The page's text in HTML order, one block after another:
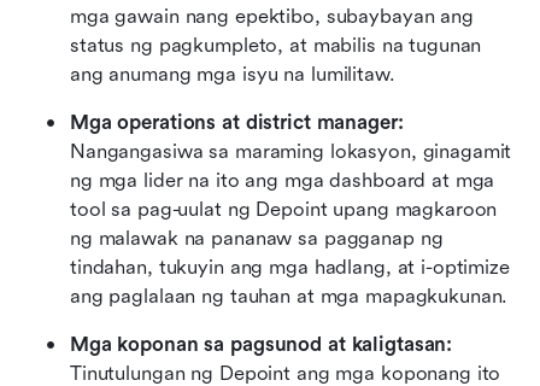
mga gawain nang epektibo, subaybayan ang
status ng pagkumpleto, at mabilis na tugunan
ang anumang mga isyu na lumilitaw.
Mga operations at district manager:
Nangangasiwa sa maraming lokasyon, ginagamit
ng mga lider na ito ang mga dashboard at mga
tool sa pag-uulat ng Depoint upang magkaroon
ng malawak na pananaw sa pagganap ng
tindahan, tukuyin ang mga hadlang, at i-optimize
ang paglalaan ng tauhan at mga mapagkukunan.
Mga koponan sa pagsunod at kaligtasan:
Tinutulungan ng Depoint ang mga koponang ito